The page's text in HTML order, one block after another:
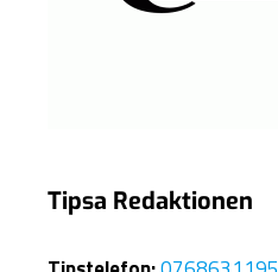
Tipsa Redaktionen